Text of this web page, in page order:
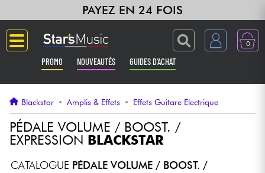
PAYEZ EN 24 FOIS
0
PROMO NOUVEAUTÉS GUIDES D'ACHAT
Guitares & Basses
Blackstar • Amplis & Effets • Effets Guitare Electrique
PÉDALE VOLUME / BOOST. /
EXPRESSION BLACKSTAR
CATALOGUE PÉDALE VOLUME / BOOST. /